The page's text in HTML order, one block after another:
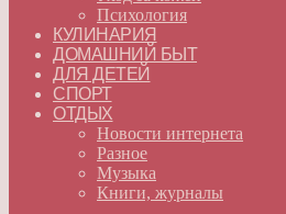
Психология
КУЛИНАРИЯ
ДОМАШНИЙ БЫТ
ДЛЯ ДЕТЕЙ
СПОРТ
ОТДЫХ
Новости интернета
Разное
Музыка
Книги, журналы